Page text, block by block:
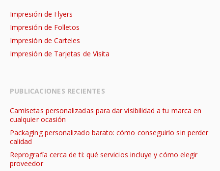
Impresión de Flyers
Impresión de Folletos
Impresión de Carteles
Impresión de Tarjetas de Visita
PUBLICACIONES RECIENTES
Camisetas personalizadas para dar visibilidad a tu marca en
cualquier ocasión
Packaging personalizado barato: cómo conseguirlo sin perder
calidad
Reprografía cerca de ti: qué servicios incluye y cómo elegir
proveedor